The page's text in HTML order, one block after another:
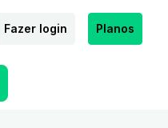
Fazer login Planos